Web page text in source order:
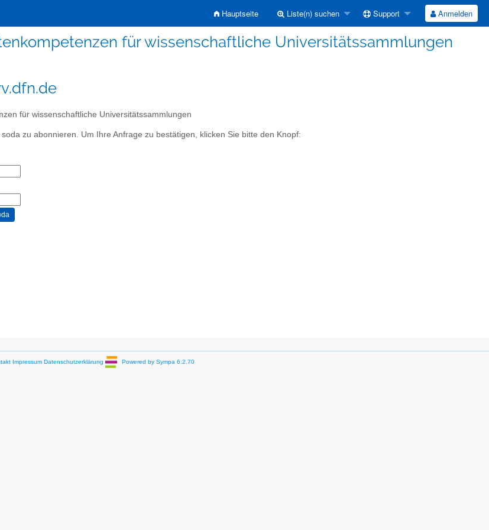
Hauptseite Liste(n) suchen Support Anmelden
für wissenschaftliche Universitätssammlungen
für wissenschaftliche Universitätssammlungen
zu abonnieren. Um Ihre Anfrage zu bestätigen, klicken Sie bitte den Knopf:
Impressum Datenschutzerklärung Powered by Sympa 6.2.70